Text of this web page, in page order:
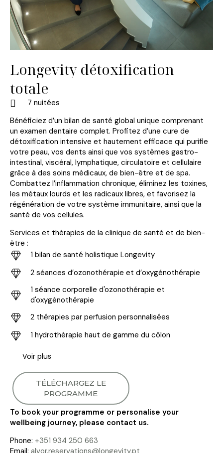
Longevity détoxification
totale
7 nuitées
Bénéficiez d’un bilan de santé global unique comprenant
un examen dentaire complet. Profitez d’une cure de
détoxification intensive et hautement efficace qui purifie
votre peau, vos dents ainsi que vos systèmes gastro-
intestinal, viscéral, lymphatique, circulatoire et cellulaire
grâce à des soins médicaux, de bien-être et de spa.
Combattez l’inflammation chronique, éliminez les toxines,
les métaux lourds et les radicaux libres, et favorisez la
régénération de votre système immunitaire, ainsi que la
santé de vos cellules.
Services et thérapies de la clinique de santé et de bien-
être :
1 bilan de santé holistique Longevity
2 séances d’ozonothérapie et d’oxygénothérapie
1 séance corporelle d'ozonothérapie et
d'oxygénothérapie
2 thérapies par perfusion personnalisées
1 hydrothérapie haut de gamme du côlon
Voir plus
TÉLÉCHARGEZ LE
PROGRAMME
To book your programme or personalise your
wellbeing journey, please contact us.
Phone: +351 934 250 663
Email: alvor.reservations@longevity.pt